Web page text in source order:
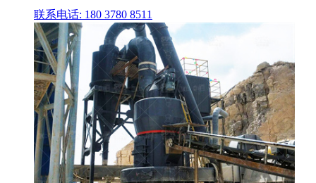
联系电话: 180 3780 8511